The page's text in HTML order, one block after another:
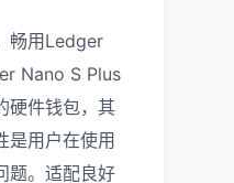
畅用Ledger
Nano S Plus
硬件钱包，其
是用户在使用
题。适配良好